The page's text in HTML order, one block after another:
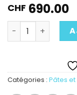
CHF 690.00
Quantité
Catégories : Pâtes